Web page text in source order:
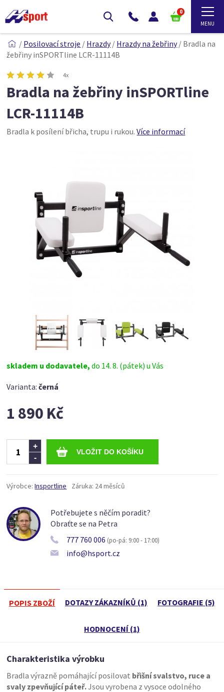
0
/ Posilovací stroje / Hrazdy/ Hrazdy na žebřiny/ Bradla na
žebřiny inSPORTline LCR-11114B
4x
Bradla na žebřiny inSPORTline
LCR-11114B
Bradla k posílení břicha, trupu i rukou.Více informací
skladem u dodavatele,do 14. 8. (pátek) u Vás
Varianta:černá
1 890 Kč
-
+
Výrobce: Insportline Záruka: 24 měsíců
Potřebujete s něčím poradit?
Obraťte se na Petra
777 760 006 (po-pá: 9:00 - 17:00)
info@hsport.cz
POPIS ZBOŽÍ DOTAZY ZÁKAZNÍKŮ (1) FOTOGRAFIE (5)
HODNOCENÍ (1)
Charakteristika výrobku
Bradla výrazně pomáhající posilovat břišní svalstvo, ruce a
svaly zpevňující páteř.Jsou vyrobena z vysoce odolného